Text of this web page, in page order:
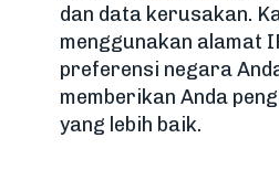
dan data kerusakan.
menggunakan alamat
preferensi negara
memberikan Anda
yang lebih baik.